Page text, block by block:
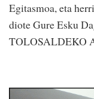
Egitasmoa, eta
diote Gure Esku
TOLOSALDEKO